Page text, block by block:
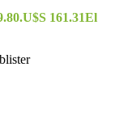
U$S 161.31El